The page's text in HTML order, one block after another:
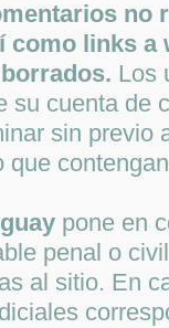
no
como links a
Los
su cuenta de
sin previo
que
pone en
penal o
al sitio. En